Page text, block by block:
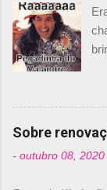
Sobre
- outubro 08, 2020